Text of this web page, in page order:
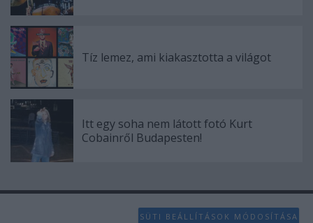
Tíz lemez, ami kiakasztotta a világot
Itt egy soha nem látott fotó Kurt
Cobainről Budapesten!
SÜTI BEÁLLÍTÁSOK MÓDOSÍTÁSA